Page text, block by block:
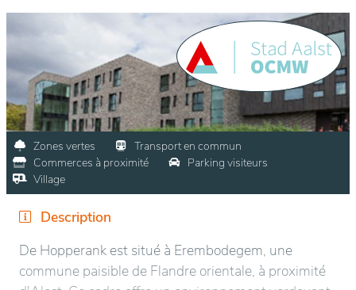
Zones vertes
Transport en commun
Commerces à proximité
Parking visiteurs
Village
Description
De Hopperank est situé à Erembodegem, une
commune paisible de Flandre orientale, à proximité